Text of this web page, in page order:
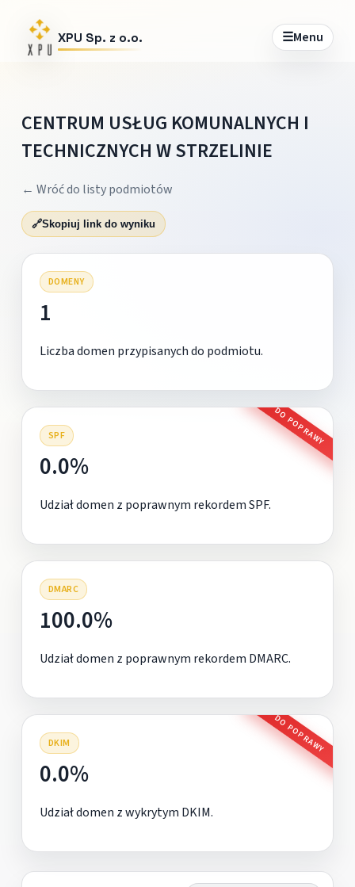
XPU Sp. z o.o. ☰Menu
CENTRUM USŁUG KOMUNALNYCH I
TECHNICZNYCH W STRZELINIE
← Wróć do listy podmiotów
🔗Skopiuj link do wyniku
DOMENY
1
Liczba domen przypisanych do podmiotu.
SPF DO POPRAWY
0.0%
Udział domen z poprawnym rekordem SPF.
DMARC
100.0%
Udział domen z poprawnym rekordem DMARC.
DKIM DO POPRAWY
0.0%
Udział domen z wykrytym DKIM.